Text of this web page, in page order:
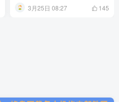
3月25日 08:27 145